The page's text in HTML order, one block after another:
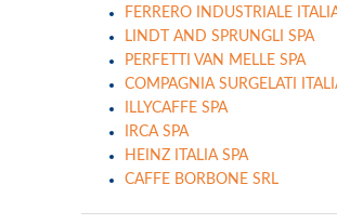
FERRERO INDUSTRIALE
LINDT AND SPRUNGLI SPA
PERFETTI VAN MELLE SPA
COMPAGNIA SURGELATI
ILLYCAFFE SPA
IRCA SPA
HEINZ ITALIA SPA
CAFFE BORBONE SRL